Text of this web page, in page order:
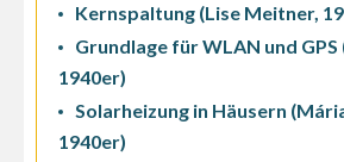
Kernspaltung (Lise Meitner,
Grundlage für WLAN und
1940er)
Solarheizung in Häusern
1940er)